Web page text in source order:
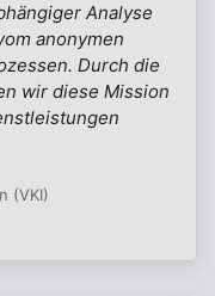
Analyse
anonymen
Durch die
wir diese Mission
(VKI)